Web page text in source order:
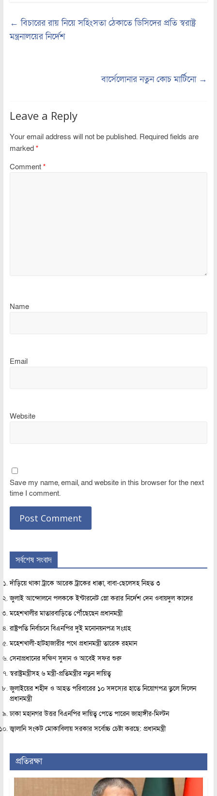
← বিচারের রায় নিয়ে সহিংসতা ঠেকাতে ডিসিদের প্রতি স্বরাষ্ট্র
মন্ত্রনালয়ের নির্দেশ
বার্সেলোনার নতুন কোচ মার্টিনো →
Leave a Reply
Your email address will not be published. Required fields are
marked *
Comment *
Name
Email
Website
Save my name, email, and website in this browser for the next
time I comment.
সর্বশেষ সংবাদ
দাঁড়িয়ে থাকা ট্রাকে আরেক ট্রাকের ধাক্কা, বাবা-ছেলেসহ নিহত ৩
জুলাই আন্দোলনে পলককে ইন্টারনেট স্লো করার নির্দেশ দেন ওবায়দুল কাদের
মহেশখালীর মাতারবাড়িতে পৌঁছেছেন প্রধানমন্ত্রী
রাষ্ট্রপতি নির্বাচনে বিএনপির দুই মনোনয়নপত্র সংগ্রহ
মহেশখালী-হাটহাজারীর পথে প্রধানমন্ত্রী তারেক রহমান
সেনাপ্রধানের দক্ষিণ সুদান ও আবেই সফর শুরু
স্বরাষ্ট্রমন্ত্রীসহ ৬ মন্ত্রী-প্রতিমন্ত্রীর নতুন দায়িত্ব
জুলাইয়ের শহীদ ও আহত পরিবারের ১০ সদস্যের হাতে নিয়োগপত্র তুলে দিলেন
প্রধানমন্ত্রী
ঢাকা মহানগর উত্তর বিএনপির দায়িত্ব পেতে পারেন জাহাঙ্গীর-মিল্টন
জ্বালানি সংকট মোকাবিলায় সরকার সর্বোচ্চ চেষ্টা করছে: প্রধানমন্ত্রী
প্রতিরক্ষা